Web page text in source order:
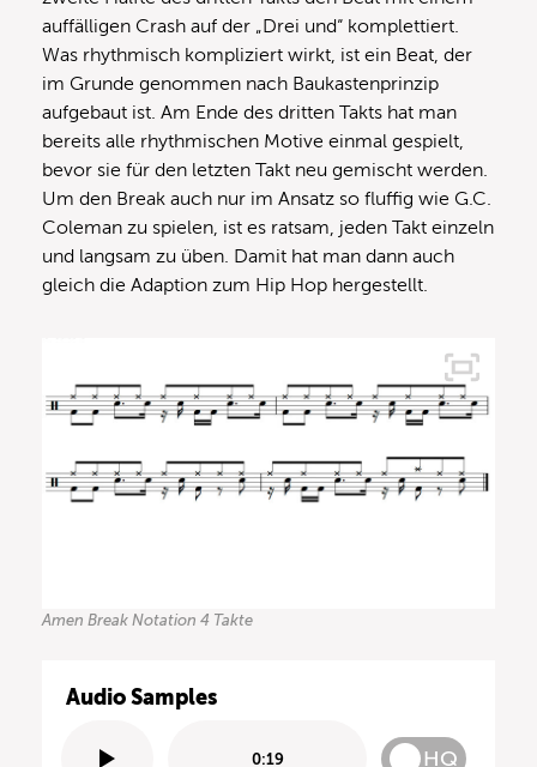
auffälligen Crash auf der „Drei und“ komplettiert.
Was rhythmisch kompliziert wirkt, ist ein Beat, der
im Grunde genommen nach Baukastenprinzip
aufgebaut ist. Am Ende des dritten Takts hat man
bereits alle rhythmischen Motive einmal gespielt,
bevor sie für den letzten Takt neu gemischt werden.
Um den Break auch nur im Ansatz so fluffig wie G.C.
Coleman zu spielen, ist es ratsam, jeden Takt einzeln
und langsam zu üben. Damit hat man dann auch
gleich die Adaption zum Hip Hop hergestellt.
Amen Break Notation 4 Takte
Audio Samples
0:19 HQ